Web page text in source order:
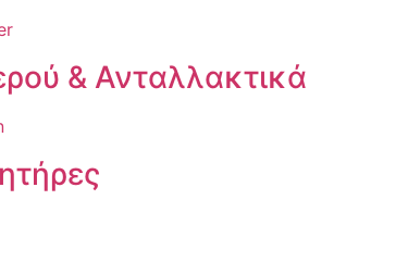
& Ανταλλακτικά